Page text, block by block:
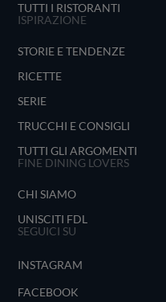
TUTTI I RISTORANTI
ISPIRAZIONE
STORIE E TENDENZE
RICETTE
SERIE
TRUCCHI E CONSIGLI
TUTTI GLI ARGOMENTI
FINE DINING LOVERS
CHI SIAMO
UNISCITI FDL
SEGUICI SU
INSTAGRAM
FACEBOOK